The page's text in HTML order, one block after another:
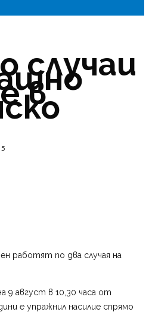
случаи
в
работят по два случая на
9 август в 10,30 часа от
е упражнил насилие спрямо